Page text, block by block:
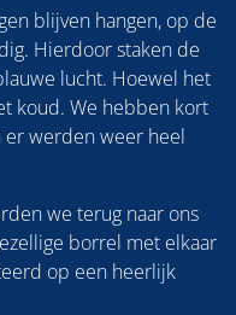
blijven hangen, op de
Hierdoor staken de
lucht. Hoewel het
koud. We hebben kort
werden weer heel
we terug naar ons
borrel met elkaar
op een heerlijk